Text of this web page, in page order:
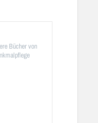
Bücher von